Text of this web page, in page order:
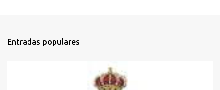
e
Entradas populares